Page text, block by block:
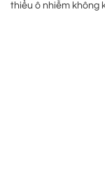
thiểu ô nhiễm không